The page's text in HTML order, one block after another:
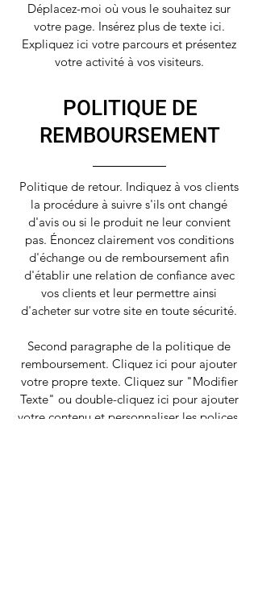
Déplacez-moi où vous le souhaitez sur
votre page. Insérez plus de texte ici.
Expliquez ici votre parcours et présentez
votre activité à vos visiteurs.
POLITIQUE DE
REMBOURSEMENT
Politique de retour. Indiquez à vos clients
la procédure à suivre s'ils ont changé
d'avis ou si le produit ne leur convient
pas. Énoncez clairement vos conditions
d'échange ou de remboursement afin
d'établir une relation de confiance avec
vos clients et leur permettre ainsi
d'acheter sur votre site en toute sécurité.
Second paragraphe de la politique de
remboursement. Cliquez ici pour ajouter
votre propre texte. Cliquez sur "Modifier
Texte" ou double-cliquez ici pour ajouter
votre contenu et personnaliser les polices.